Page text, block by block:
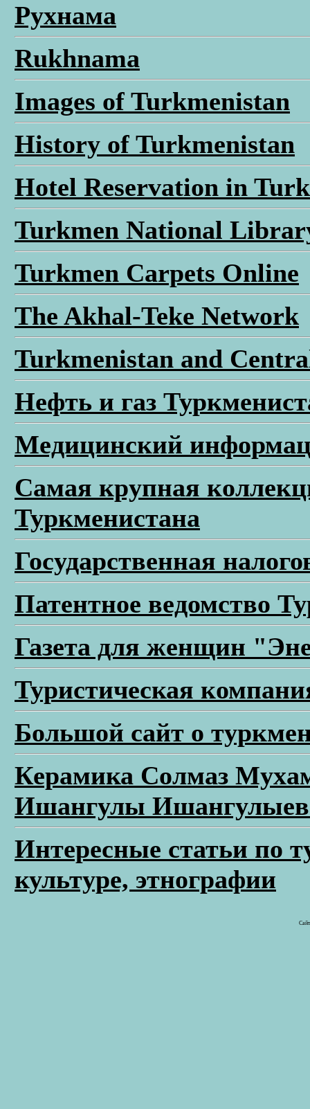
Рухнама
Rukhnama
Images of Turkmenistan
History of Turkmenistan
Hotel Reservation in
Turkmen National
Turkmen Carpets Online
The Akhal-Teke Network
Turkmenistan and
Нефть и газ
Медицинский
Самая крупная
Туркменистана
Государственная
Патентное ведомство
Газета для женщин
Туристическая
Большой сайт о
Керамика Солмаз
Ишангулы
Интересные статьи по
культуре, этнографии